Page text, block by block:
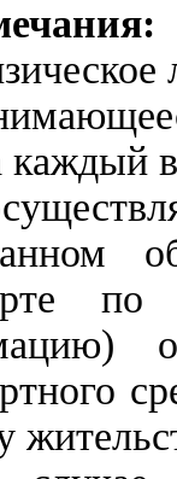
каждый
по